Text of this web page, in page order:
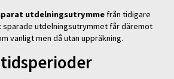
utdelningsutrymmefrån tidigare
utdelningsutrymmet får däremot
vanligt men då utan uppräkning.